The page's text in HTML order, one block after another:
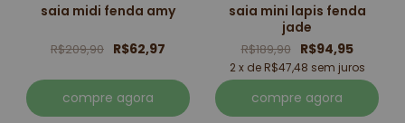
saia midi fenda amy
R$209,90 R$62,97
compre agora
saia mini lapis fenda
jade
R$189,90 R$94,95
2 x de R$47,48 sem juros
compre agora